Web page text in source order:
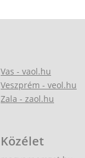
Vas - vaol.hu
Veszprém - veol.hu
Zala - zaol.hu
Közélet